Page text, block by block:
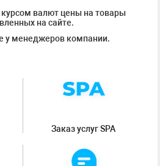
валют цены на товары
на сайте.
у менеджеров компании.
Заказ услуг SPA